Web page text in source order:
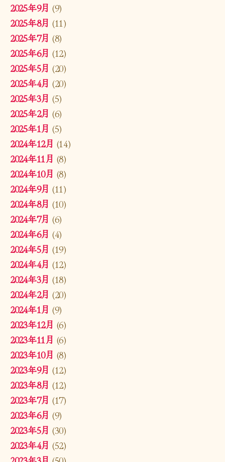
2025年9月 (9)
2025年8月 (11)
2025年7月 (8)
2025年6月 (12)
2025年5月 (20)
2025年4月 (20)
2025年3月 (5)
2025年2月 (6)
2025年1月 (5)
2024年12月 (14)
2024年11月 (8)
2024年10月 (8)
2024年9月 (11)
2024年8月 (10)
2024年7月 (6)
2024年6月 (4)
2024年5月 (19)
2024年4月 (12)
2024年3月 (18)
2024年2月 (20)
2024年1月 (9)
2023年12月 (6)
2023年11月 (6)
2023年10月 (8)
2023年9月 (12)
2023年8月 (12)
2023年7月 (17)
2023年6月 (9)
2023年5月 (30)
2023年4月 (52)